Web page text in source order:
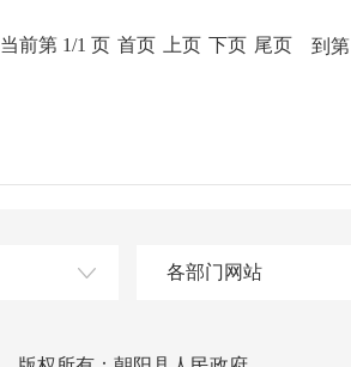
当前第 1/1 页 首页 上页 下页 尾页 到第
各部门网站